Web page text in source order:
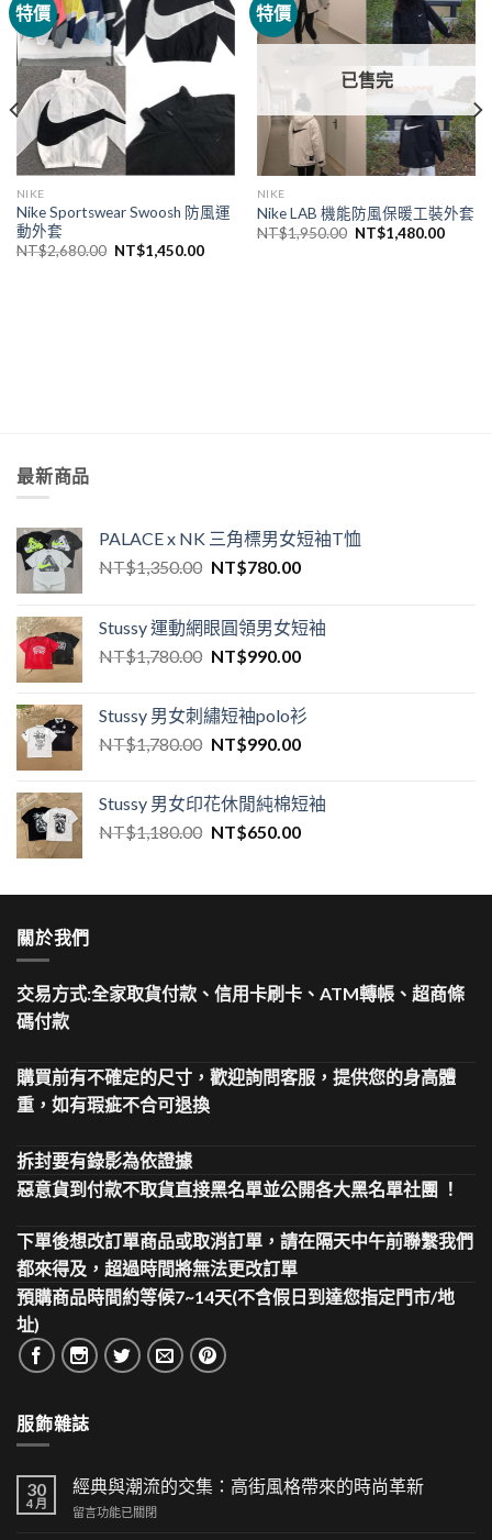
特價
NIKE
Nike Sportswear Swoosh 防風運
動外套
NT$2,680.00 NT$1,450.00
特價
已售完
NIKE
Nike LAB 機能防風保暖工裝外套
NT$1,950.00 NT$1,480.00
最新商品
PALACE x NK 三角標男女短袖T恤
NT$1,350.00 NT$780.00
Stussy 運動網眼圓領男女短袖
NT$1,780.00 NT$990.00
Stussy 男女刺繡短袖polo衫
NT$1,780.00 NT$990.00
Stussy 男女印花休閒純棉短袖
NT$1,180.00 NT$650.00
關於我們
交易方式:全家取貨付款、信用卡刷卡、ATM轉帳、超商條
碼付款
購買前有不確定的尺寸，歡迎詢問客服，提供您的身高體
重，如有瑕疵不合可退換
拆封要有錄影為依證據
惡意貨到付款不取貨直接黑名單並公開各大黑名單社團 ！
下單後想改訂單商品或取消訂單，請在隔天中午前聯繫我們
都來得及，超過時間將無法更改訂單
預購商品時間約等候7~14天(不含假日到達您指定門市/地
址)
服飾雜誌
30
4 月
經典與潮流的交集：高街風格帶來的時尚革新
在
留言功能已關閉